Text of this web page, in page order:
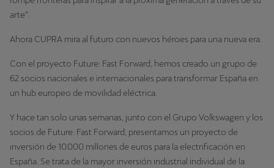
arte”.
Ahora CUPRA mira al futuro con nuevos héroes para una nueva era.
Con el proyecto Future: Fast Forward, hemos creado un grupo de
62 socios nacionales e internacionales para transformar España en
un hub europeo de movilidad eléctrica.
Y hace tan solo unas semanas, junto con el Grupo Volkswagen y los
socios de Future: Fast Forward, presentamos un proyecto de
inversión de 10.000 millones de euros para la electrificación en
España. Se trata de la mayor inversión industrial individual de la